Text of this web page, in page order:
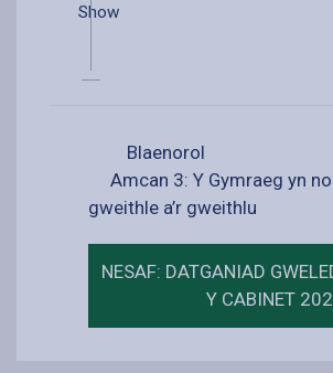
Show
Blaenorol
Amcan 3: Y Gymraeg yn
gweithle a’r gweithlu
NESAF: DATGANIAD
Y CABINET